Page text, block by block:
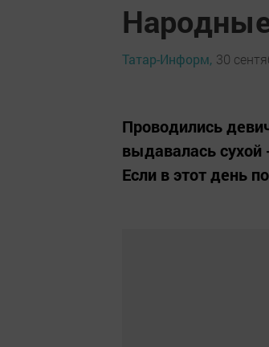
Татар-Информ, 30
Проводились
выдавалась
Если в этот день